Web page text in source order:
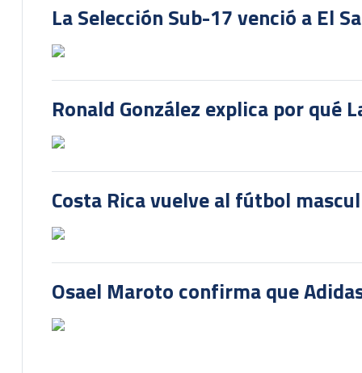
La Selección Sub-17 venció a El
Ronald González explica por qué
Costa Rica vuelve al fútbol
Osael Maroto confirma que